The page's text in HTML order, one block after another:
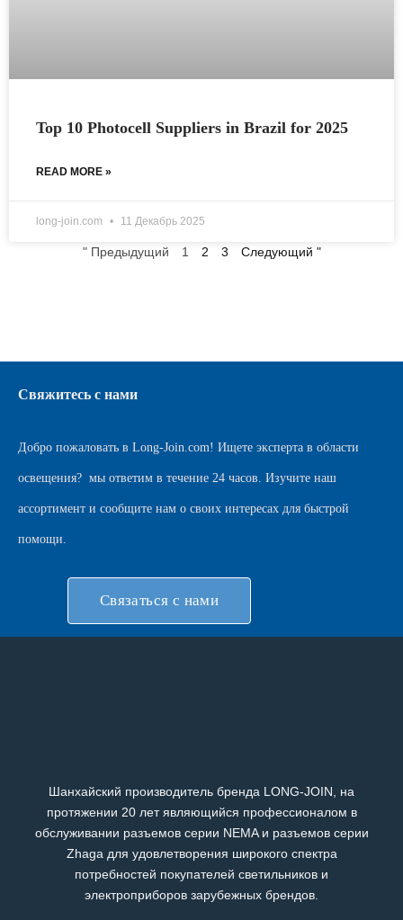
Top 10 Photocell Suppliers in Brazil for 2025
READ MORE »
long-join.com 11 Декабрь 2025
" Предыдущий 1 2 3 Следующий "
Свяжитесь с нами
Добро пожаловать в Long-Join.com! Ищете эксперта в области
освещения? мы ответим в течение 24 часов. Изучите наш
ассортимент и сообщите нам о своих интересах для быстрой
помощи.
Связаться с нами
Шанхайский производитель бренда LONG-JOIN, на
протяжении 20 лет являющийся профессионалом в
обслуживании разъемов серии NEMA и разъемов серии
Zhaga для удовлетворения широкого спектра
потребностей покупателей светильников и
электроприборов зарубежных брендов.